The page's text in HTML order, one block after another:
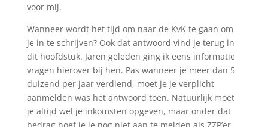
voor mij.
Wanneer wordt het tijd om naar de KvK te gaan om
je in te schrijven? Ook dat antwoord vind je terug in
dit hoofdstuk. Jaren geleden ging ik eens informatie
vragen hierover bij hen. Pas wanneer je meer dan 5
duizend per jaar verdiend, moet je je verplicht
aanmelden was het antwoord toen. Natuurlijk moet
je altijd wel je inkomsten opgeven, maar onder dat